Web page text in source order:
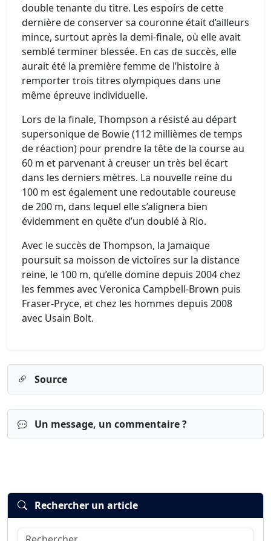
double tenante du titre. Les espoirs de cette
dernière de conserver sa couronne était d’ailleurs
mince, surtout après la demi-finale, où elle avait
semblé terminer blessée. En cas de succès, elle
aurait été la première femme de l’histoire à
remporter trois titres olympiques dans une
même épreuve individuelle.
Lors de la finale, Thompson a résisté au départ
supersonique de Bowie (112 millièmes de temps
de réaction) pour prendre la tête de la course au
60 m et parvenant à creuser un très bel écart
dans les derniers mètres. La nouvelle reine du
100 m est également une redoutable coureuse
de 200 m, dans lequel elle s’alignera bien
évidemment en quête d’un doublé à Rio.
Avec le succès de Thompson, la Jamaïque
poursuit sa moisson de victoires sur la distance
reine, le 100 m, qu’elle domine depuis 2004 chez
les femmes avec Veronica Campbell-Brown puis
Fraser-Pryce, et chez les hommes depuis 2008
avec Usain Bolt.
Source
Un message, un commentaire ?
Rechercher un article
Rechercher